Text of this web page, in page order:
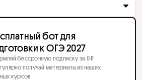
бот для
к ОГЭ 2027
бессрочную подписку за 0 ₽
получай материалы из наших
курсов